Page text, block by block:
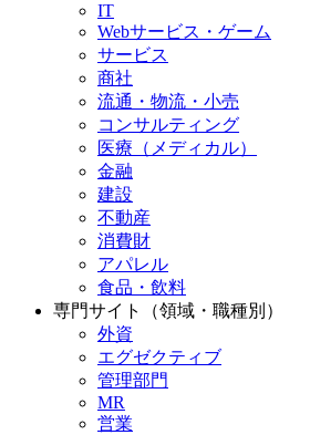
IT
Webサービス・ゲーム
サービス
商社
流通・物流・小売
コンサルティング
医療（メディカル）
金融
建設
不動産
消費財
アパレル
食品・飲料
専門サイト（領域・職種別）
外資
エグゼクティブ
管理部門
MR
営業